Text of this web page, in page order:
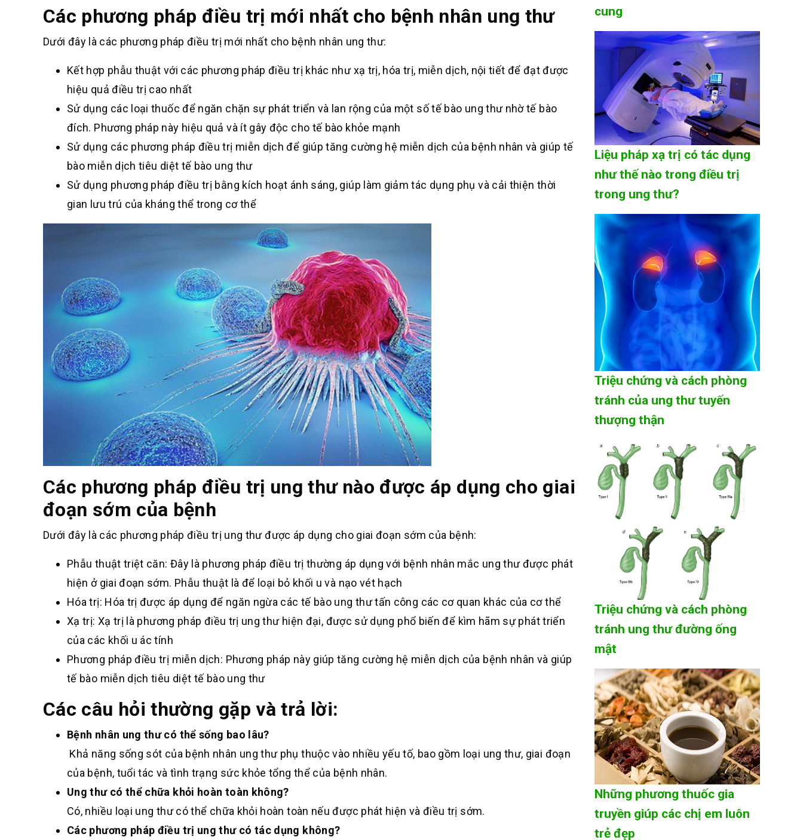
Các phương pháp điều trị mới nhất cho bệnh nhân ung thư
Dưới đây là các phương pháp điều trị mới nhất cho bệnh nhân ung thư:
Kết hợp phẫu thuật với các phương pháp điều trị khác như xạ trị, hóa trị, miễn dịch, nội tiết để đạt được
hiệu quả điều trị cao nhất
Sử dụng các loại thuốc để ngăn chặn sự phát triển và lan rộng của một số tế bào ung thư nhờ tế bào
đích. Phương pháp này hiệu quả và ít gây độc cho tế bào khỏe mạnh
Sử dụng các phương pháp điều trị miễn dịch để giúp tăng cường hệ miễn dịch của bệnh nhân và giúp tế
bào miễn dịch tiêu diệt tế bào ung thư
Sử dụng phương pháp điều trị bằng kích hoạt ánh sáng, giúp làm giảm tác dụng phụ và cải thiện thời
gian lưu trú của kháng thể trong cơ thể
Các phương pháp điều trị ung thư nào được áp dụng cho giai
đoạn sớm của bệnh
Dưới đây là các phương pháp điều trị ung thư được áp dụng cho giai đoạn sớm của bệnh:
Phẫu thuật triệt căn: Đây là phương pháp điều trị thường áp dụng với bệnh nhân mắc ung thư được phát
hiện ở giai đoạn sớm. Phẫu thuật là để loại bỏ khối u và nạo vét hạch
Hóa trị: Hóa trị được áp dụng để ngăn ngừa các tế bào ung thư tấn công các cơ quan khác của cơ thể
Xạ trị: Xạ trị là phương pháp điều trị ung thư hiện đại, được sử dụng phổ biến để kìm hãm sự phát triển
của các khối u ác tính
Phương pháp điều trị miễn dịch: Phương pháp này giúp tăng cường hệ miễn dịch của bệnh nhân và giúp
tế bào miễn dịch tiêu diệt tế bào ung thư
Các câu hỏi thường gặp và trả lời:
Bệnh nhân ung thư có thể sống bao lâu?
Khả năng sống sót của bệnh nhân ung thư phụ thuộc vào nhiều yếu tố, bao gồm loại ung thư, giai đoạn
của bệnh, tuổi tác và tình trạng sức khỏe tổng thể của bệnh nhân.
Ung thư có thể chữa khỏi hoàn toàn không?
Có, nhiều loại ung thư có thể chữa khỏi hoàn toàn nếu được phát hiện và điều trị sớm.
Các phương pháp điều trị ung thư có tác dụng không?
cung
Liệu pháp xạ trị có tác dụng
như thế nào trong điều trị
trong ung thư?
Triệu chứng và cách phòng
tránh của ung thư tuyến
thượng thận
Triệu chứng và cách phòng
tránh ung thư đường ống
mật
Những phương thuốc gia
truyền giúp các chị em luôn
trẻ đẹp